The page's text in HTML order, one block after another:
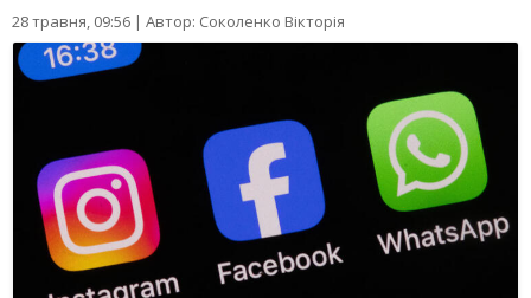
28 травня, 09:56 | Автор: Соколенко Вікторія